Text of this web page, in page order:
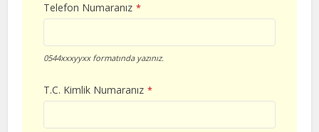
Telefon Numaranız *
0544xxxyyxx formatında yazınız.
T.C. Kimlik Numaranız *